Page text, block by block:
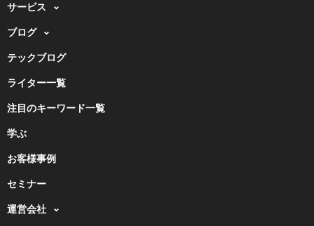
サービス
ブログ
テックブログ
ライター一覧
注目のキーワード一覧
学ぶ
お客様事例
セミナー
運営会社